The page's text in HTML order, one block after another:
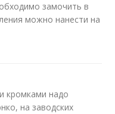
замочить в
можно нанести на
кромками надо
на заводских